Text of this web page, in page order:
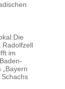
Radolfzell
im
„Bayern
Schachs